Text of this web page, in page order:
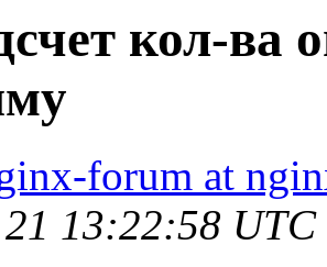
кол-
forum at
21 13:22:58